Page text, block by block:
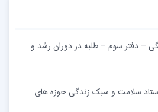
– دفتر سوم – طلبه در دوران رشد و
ستاد سلامت و سبک زندگی حوزه های